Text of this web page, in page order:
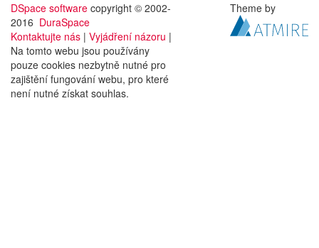
DSpace software copyright © 2002-
2016 DuraSpace
Kontaktujte nás | Vyjádření názoru |
Na tomto webu jsou používány
pouze cookies nezbytně nutné pro
zajištění fungování webu, pro které
není nutné získat souhlas.
Theme by